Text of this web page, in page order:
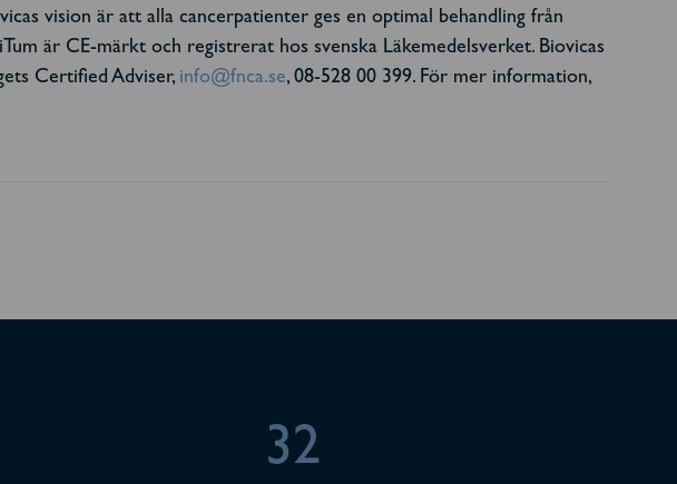
vision är att alla cancerpatienter ges en optimal behandling från
är CE-märkt och registrerat hos svenska Läkemedelsverket. Biovicas
Certified Adviser, info@fnca.se, 08-528 00 399. För mer information,
32